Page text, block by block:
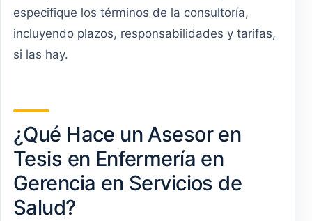
especifique los términos de la consultoría,
incluyendo plazos, responsabilidades y tarifas,
si las hay.
¿Qué Hace un Asesor en
Tesis en Enfermería en
Gerencia en Servicios de
Salud?